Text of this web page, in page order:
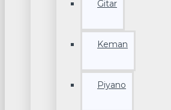
Gitar
Keman
Piyano